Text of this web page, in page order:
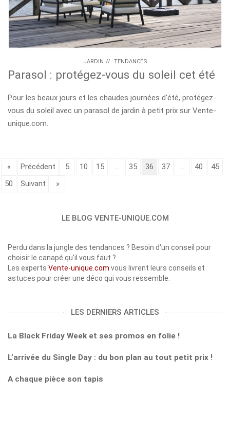
JARDIN // TENDANCES
Parasol : protégez-vous du soleil cet été
Pour les beaux jours et les chaudes journées d’été, protégez-
vous du soleil avec un parasol de jardin à petit prix sur Vente-
unique.com.
« Précédent 5 10 15 ... 35 36 37 ... 40
45
50
Suivant »
LE BLOG VENTE-UNIQUE.COM
Perdu dans la jungle des tendances ? Besoin d'un conseil pour
choisir le canapé qu'il vous faut ?
Les experts Vente-unique.com vous livrent leurs conseils et
astuces pour créer une déco qui vous ressemble.
LES DERNIERS ARTICLES
La Black Friday Week et ses promos en folie !
L’arrivée du Single Day : du bon plan au tout petit prix !
A chaque pièce son tapis